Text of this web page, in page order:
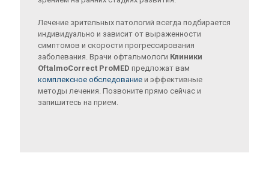
Лечение зрительных патологий всегда подбирается
индивидуально и зависит от выраженности
симптомов и скорости прогрессирования
заболевания. Врачи офтальмологи Клиники
OftalmoCorrect ProMED предложат вам
комплексное обследование и эффективные
методы лечения. Позвоните прямо сейчас и
запишитесь на прием.